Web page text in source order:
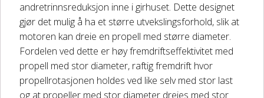
andretrinnsreduksjon inne i girhuset. Dette designet
gjør det mulig å ha et større utvekslingsforhold, slik at
motoren kan dreie en propell med større diameter.
Fordelen ved dette er høy fremdriftseffektivitet med
propell med stor diameter, raftig fremdrift hvor
propellrotasjonen holdes ved like selv med stor last
og at propeller med stor diameter dreies med stor